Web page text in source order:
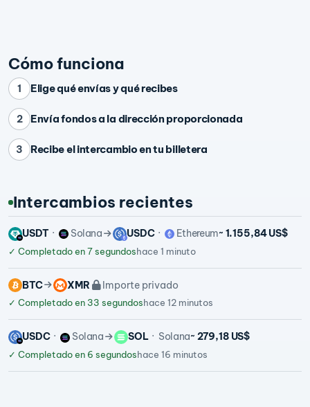
Cómo funciona
1 Elige qué envías y qué recibes
2 Envía fondos a la dirección proporcionada
3 Recibe el intercambio en tu billetera
Intercambios recientes
USDT Solana USDC Ethereum~ 1.155,84 US$
✓ Completado en 7 segundoshace 1 minuto
BTC XMR Importe privado
✓ Completado en 33 segundoshace 12 minutos
USDC Solana SOL Solana~ 279,18 US$
✓ Completado en 6 segundoshace 16 minutos